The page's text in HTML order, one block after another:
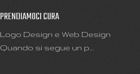
PRENDIAMOCI CURA
Logo Design e Web Design
Quando si segue un p...